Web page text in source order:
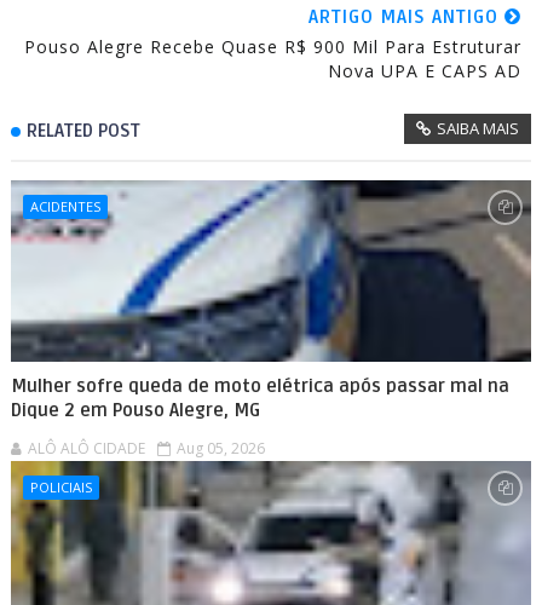
ARTIGO MAIS ANTIGO
Pouso Alegre Recebe Quase R$ 900 Mil Para Estruturar
Nova UPA E CAPS AD
RELATED POST SAIBA MAIS
ACIDENTES
Mulher sofre queda de moto elétrica após passar mal na
Dique 2 em Pouso Alegre, MG
ALÔ ALÔ CIDADE Aug 05, 2026
POLICIAIS